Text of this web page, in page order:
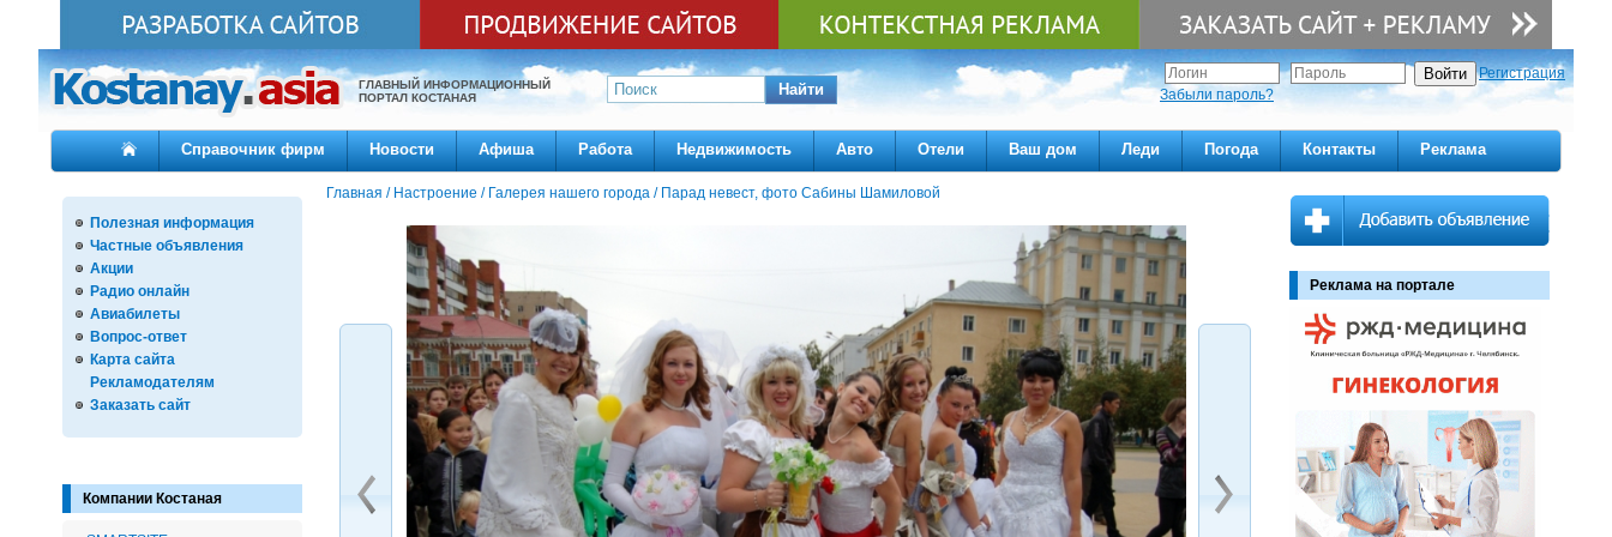
ГЛАВНЫЙ ИНФОРМАЦИОННЫЙ
ПОРТАЛ КОСТАНАЯ
Найти
Регистрация
Забыли пароль?
Справочник фирм Новости Афиша Работа Недвижимость Авто Отели Ваш дом Леди Погода Контакты Реклама
Полезная информация
Частные объявления
Акции
Радио онлайн
Авиабилеты
Вопрос-ответ
Карта сайта
Рекламодателям
Заказать сайт
Компании Костаная
Главная / Настроение / Галерея нашего города / Парад невест, фото Сабины Шамиловой
Реклама на портале